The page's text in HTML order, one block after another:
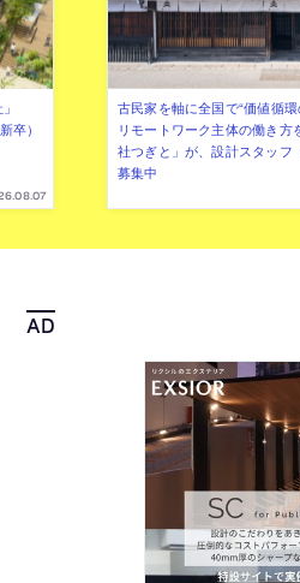
卒）
古民家を軸に全国で“価値循環
リモートワーク主体の働き方
社つぎと」が、設計スタッフ
募集中